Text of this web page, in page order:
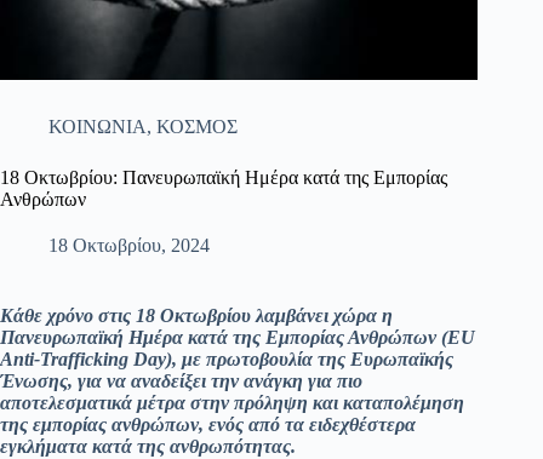
ΚΟΙΝΩΝΙΑ, ΚΟΣΜΟΣ
18 Οκτωβρίου: Πανευρωπαϊκή Ημέρα κατά της Εμπορίας
Ανθρώπων
18 Οκτωβρίου, 2024
Κάθε χρόνο στις 18 Οκτωβρίου λαμβάνει χώρα η
Πανευρωπαϊκή Ημέρα κατά της Εμπορίας Ανθρώπων (EU
Anti-Trafficking Day), με πρωτοβουλία της Ευρωπαϊκής
Ένωσης, για να αναδείξει την ανάγκη για πιο
αποτελεσματικά μέτρα στην πρόληψη και καταπολέμηση
της εμπορίας ανθρώπων, ενός από τα ειδεχθέστερα
εγκλήματα κατά της ανθρωπότητας.